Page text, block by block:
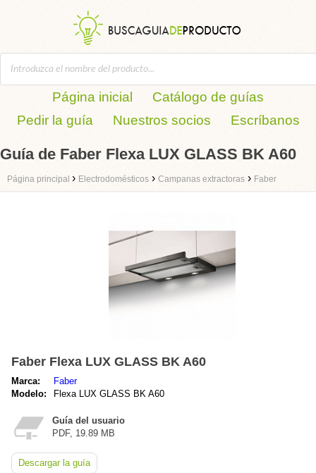
Página inicial
Catálogo de guías
Pedir la guía
Nuestros socios Escríbanos
Guía de Faber Flexa LUX GLASS BK A60
Página principal › Electrodomésticos › Campanas extractoras › Faber
Faber Flexa LUX GLASS BK A60
Marca:
Faber
Modelo:
Flexa LUX GLASS BK A60
Guía del usuario
PDF, 19.89 MB
Descargar la guía